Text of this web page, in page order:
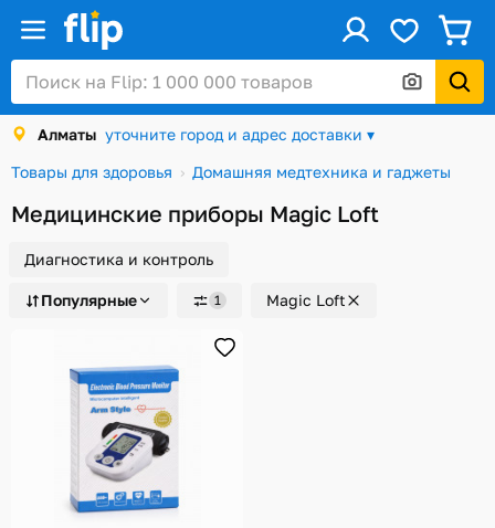
Алматы уточните город и адрес доставки ▾
Товары для здоровья
Домашняя медтехника и гаджеты
Медицинские приборы Magic Loft
Диагностика и контроль
Популярные 1 Magic Loft
Войти / Регистрация
Каталог
Скидки и акции
Подарочные карты
Заказы
Посылки
Корзина
Избранное
История просмотров
Помощь